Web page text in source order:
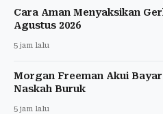
Cara Aman Menyaksikan
Agustus 2026
5 jam lalu
Morgan Freeman Akui
Naskah Buruk
5 jam lalu